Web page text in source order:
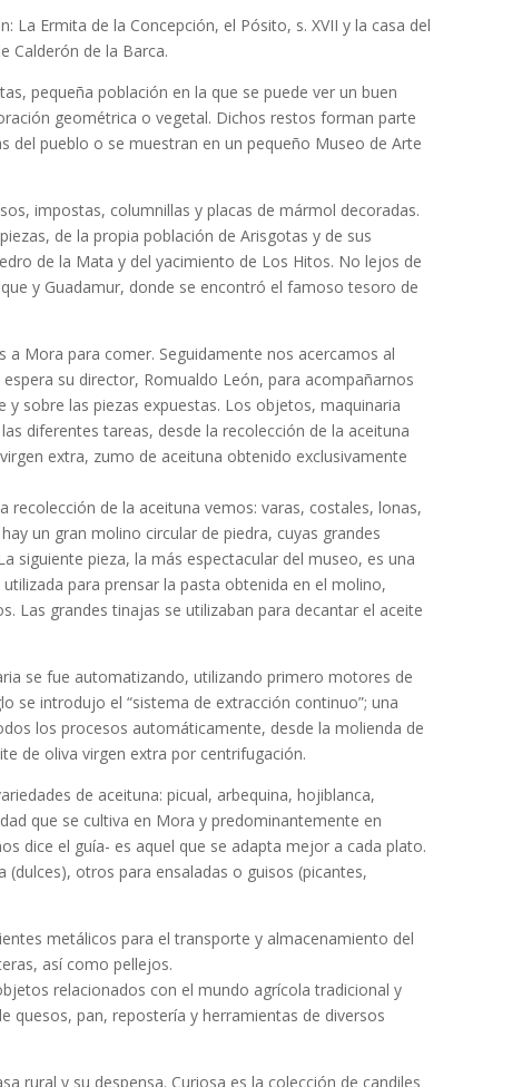
La Ermita de la Concepción, el Pósito, s. XVII y la casa del
Calderón de la Barca.
pequeña población en la que se puede ver un buen
geométrica o vegetal. Dichos restos forman parte
del pueblo o se muestran en un pequeño Museo de Arte
impostas, columnillas y placas de mármol decoradas.
de la propia población de Arisgotas y de sus
de la Mata y del yacimiento de Los Hitos. No lejos de
y Guadamur, donde se encontró el famoso tesoro de
a Mora para comer. Seguidamente nos acercamos al
su director, Romualdo León, para acompañarnos
y sobre las piezas expuestas. Los objetos, maquinaria
diferentes tareas, desde la recolección de la aceituna
extra, zumo de aceituna obtenido exclusivamente
recolección de la aceituna vemos: varas, costales, lonas,
un gran molino circular de piedra, cuyas grandes
siguiente pieza, la más espectacular del museo, es una
para prensar la pasta obtenida en el molino,
Las grandes tinajas se utilizaban para decantar el aceite
se fue automatizando, utilizando primero motores de
se introdujo el “sistema de extracción continuo”; una
los procesos automáticamente, desde la molienda de
de oliva virgen extra por centrifugación.
de aceituna: picual, arbequina, hojiblanca,
que se cultiva en Mora y predominantemente en
dice el guía- es aquel que se adapta mejor a cada plato.
otros para ensaladas o guisos (picantes,
metálicos para el transporte y almacenamiento del
así como pellejos.
relacionados con el mundo agrícola tradicional y
quesos, pan, repostería y herramientas de diversos
rural y su despensa. Curiosa es la colección de candiles